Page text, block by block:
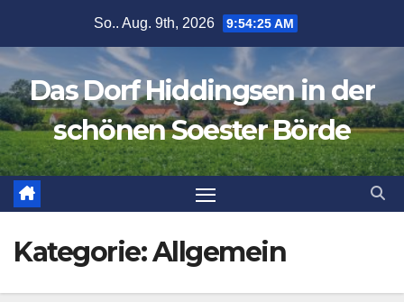
springen
So.. Aug. 9th, 2026 9:54:27 AM
Das Dorf Hiddingsen in der
schönen Soester Börde
Kategorie:Allgemein